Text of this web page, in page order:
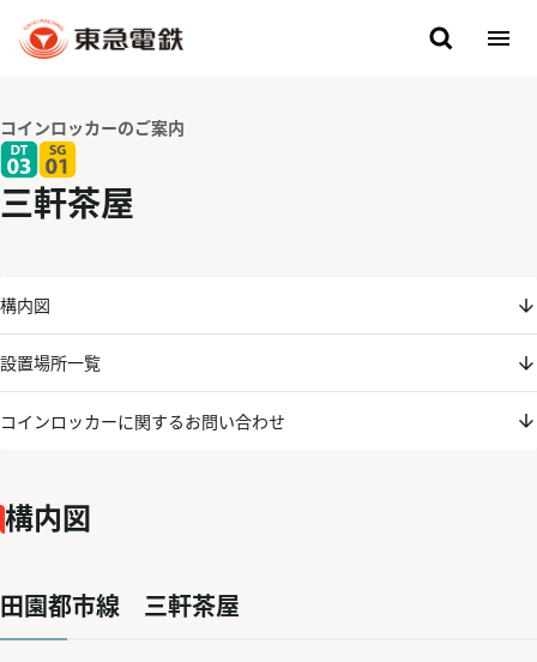
コインロッカーのご案内
三軒茶屋
構内図
設置場所一覧
コインロッカーに関するお問い合わせ
構内図
田園都市線 三軒茶屋